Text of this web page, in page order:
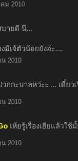
ม 2010
บายดี น๊...
มีเจ้ตัวน้อยยังอ่ะ....
2010
วกกะบาลหว่ะะ ... เดี๋ยว
2010
เห้ยรู้เรื่องเฮียแล้วใ
2010